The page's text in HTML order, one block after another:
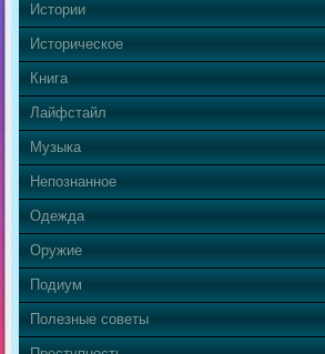
Истории
Историческое
Книга
Лайфстайл
Музыка
Непознанное
Одежда
Оружие
Подиум
Полезные советы